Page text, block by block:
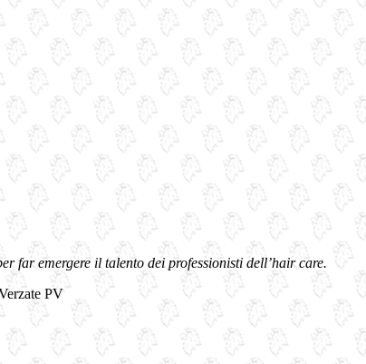
far emergere il talento dei professionisti dell’hair care.
PV